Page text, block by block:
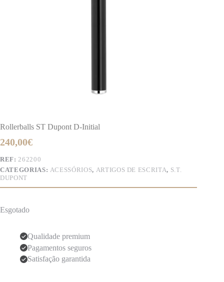
Rollerballs ST Dupont D-Initial
240,00€
REF: 262200
CATEGORIAS: ACESSÓRIOS, ARTIGOS DE ESCRITA, S.T.
DUPONT
Esgotado
Qualidade premium
Pagamentos seguros
Satisfação garantida